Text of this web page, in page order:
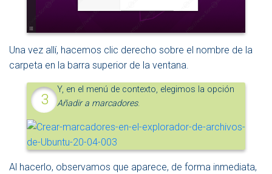
Una vez allí, hacemos clic derecho sobre el nombre de la
carpeta en la barra superior de la ventana.
Y, en el menú de contexto, elegimos la opción
Añadir a marcadores.
Al hacerlo, observamos que aparece, de forma inmediata,